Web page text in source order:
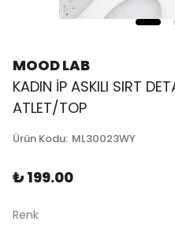
MOOD LAB
KADIN İP ASKILI SIRT
ATLET/TOP
Ürün Kodu: ML30023WY
₺ 199.00
Renk